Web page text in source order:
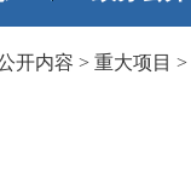
开内容 > 重大项目 >